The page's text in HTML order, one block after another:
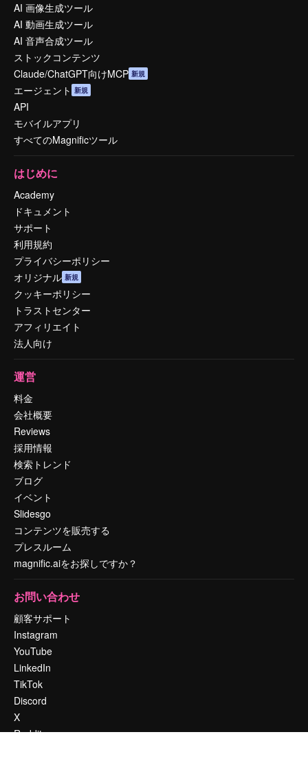
AI 画像生成ツール
AI 動画生成ツール
AI 音声合成ツール
ストックコンテンツ
Claude/ChatGPT向けMCP 新規
エージェント 新規
API
モバイルアプリ
すべてのMagnificツール
はじめに
Academy
ドキュメント
サポート
利用規約
プライバシーポリシー
オリジナル 新規
クッキーポリシー
トラストセンター
アフィリエイト
法人向け
運営
料金
会社概要
Reviews
採用情報
検索トレンド
ブログ
イベント
Slidesgo
コンテンツを販売する
プレスルーム
magnific.aiをお探しですか？
お問い合わせ
顧客サポート
Instagram
YouTube
LinkedIn
TikTok
Discord
X
Reddit